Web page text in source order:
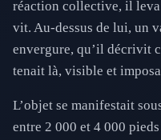
réaction collective, il
vit. Au-dessus de lui, un
envergure, qu’il décrivit
tenait là, visible et
L’objet se manifestait
entre 2 000 et 4 000